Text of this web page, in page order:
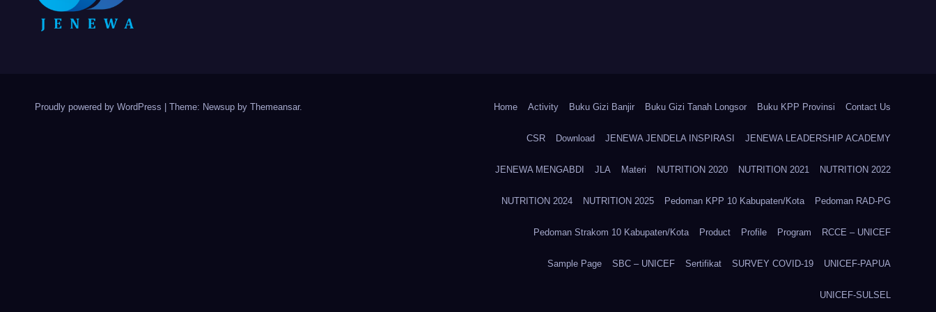
Proudly powered by WordPress Theme: Newsup by Themeansar. Home Activity Buku Gizi Banjir Buku Gizi Tanah Longsor Buku KPP Provinsi Contact Us
CSR Download JENEWA JENDELA INSPIRASI JENEWA LEADERSHIP ACADEMY
JENEWA MENGABDI JLA Materi NUTRITION 2020 NUTRITION 2021 NUTRITION 2022
NUTRITION 2024 NUTRITION 2025 Pedoman KPP 10 Kabupaten/Kota Pedoman RAD-PG
Pedoman Strakom 10 Kabupaten/Kota Product Profile Program RCCE – UNICEF
Sample Page SBC – UNICEF Sertifikat SURVEY COVID-19 UNICEF-PAPUA
UNICEF-SULSEL